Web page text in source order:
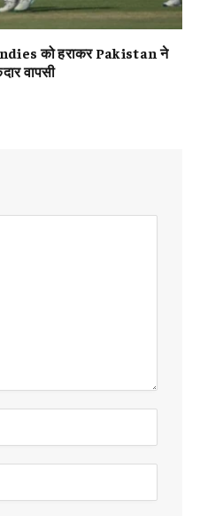
को हराकर Pakistan ने
वापसी